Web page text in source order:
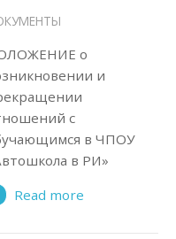
о
и
с
в ЧПОУ
в РИ»
Read more